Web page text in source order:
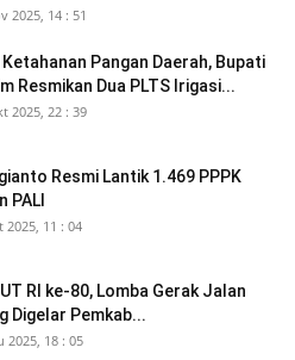
2025, 14 : 51
Pangan Daerah, Bupati
Resmikan Dua PLTS Irigasi...
2025, 22 : 39
Resmi Lantik 1.469 PPPK
PALI
2025, 11 : 04
RI ke-80, Lomba Gerak Jalan
Digelar Pemkab...
2025, 18 : 05